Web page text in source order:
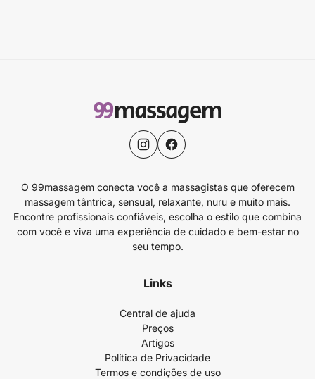
O 99massagem conecta você a massagistas que oferecem
massagem tântrica, sensual, relaxante, nuru e muito mais.
Encontre profissionais confiáveis, escolha o estilo que combina
com você e viva uma experiência de cuidado e bem-estar no
seu tempo.
Links
Central de ajuda
Preços
Artigos
Política de Privacidade
Termos e condições de uso